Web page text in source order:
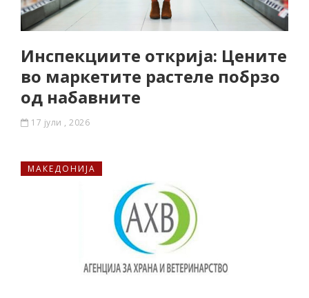
Инспекциите открија: Цените
во маркетите растеле побрзо
од набавните
17 јули , 2026
МАКЕДОНИЈА